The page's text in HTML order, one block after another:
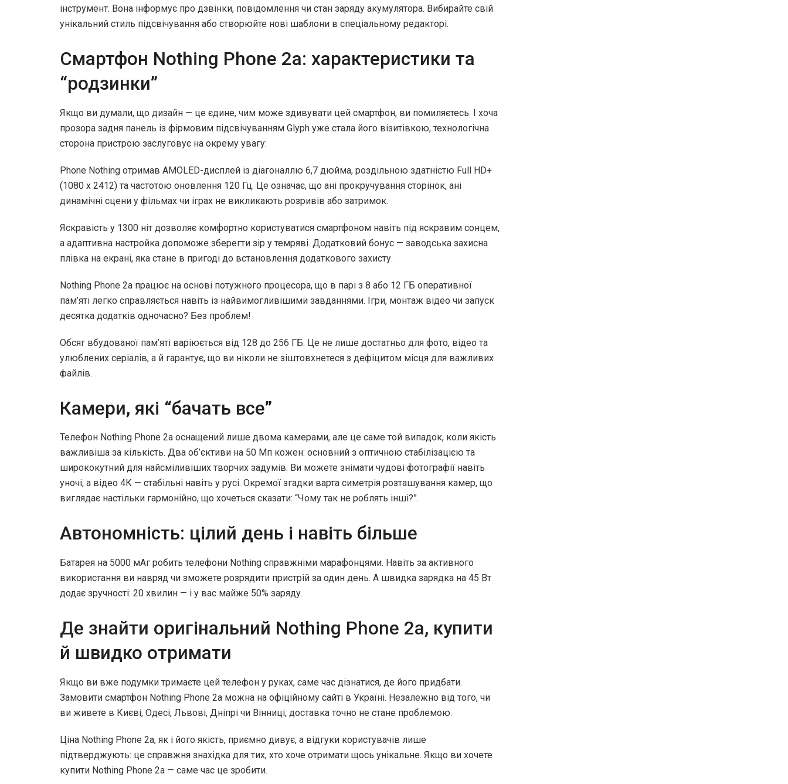
інструмент. Вона інформує про дзвінки, повідомлення чи стан заряду акумулятора. Вибирайте свій
унікальний стиль підсвічування або створюйте нові шаблони в спеціальному редакторі.
Смартфон Nothing Phone 2a: характеристики та
“родзинки”
Якщо ви думали, що дизайн — це єдине, чим може здивувати цей смартфон, ви помиляєтесь. І хоча
прозора задня панель із фірмовим підсвічуванням Glyph уже стала його візитівкою, технологічна
сторона пристрою заслуговує на окрему увагу:
Phone Nothing отримав AMOLED-дисплей із діагоналлю 6,7 дюйма, роздільною здатністю Full HD+
(1080 x 2412) та частотою оновлення 120 Гц. Це означає, що ані прокручування сторінок, ані
динамічні сцени у фільмах чи іграх не викликають розривів або затримок.
Яскравість у 1300 ніт дозволяє комфортно користуватися смартфоном навіть під яскравим сонцем,
а адаптивна настройка допоможе зберегти зір у темряві. Додатковий бонус — заводська захисна
плівка на екрані, яка стане в пригоді до встановлення додаткового захисту.
Nothing Phone 2a працює на основі потужного процесора, що в парі з 8 або 12 ГБ оперативної
пам’яті легко справляється навіть із найвимогливішими завданнями. Ігри, монтаж відео чи запуск
десятка додатків одночасно? Без проблем!
Обсяг вбудованої пам’яті варіюється від 128 до 256 ГБ. Це не лише достатньо для фото, відео та
улюблених серіалів, а й гарантує, що ви ніколи не зіштовхнетеся з дефіцитом місця для важливих
файлів.
Камери, які “бачать все”
Телефон Nothing Phone 2a оснащений лише двома камерами, але це саме той випадок, коли якість
важливіша за кількість. Два об’єктиви на 50 Мп кожен: основний з оптичною стабілізацією та
ширококутний для найсміливіших творчих задумів. Ви можете знімати чудові фотографії навіть
уночі, а відео 4К — стабільні навіть у русі. Окремої згадки варта симетрія розташування камер, що
виглядає настільки гармонійно, що хочеться сказати: “Чому так не роблять інші?”.
Автономність: цілий день і навіть більше
Батарея на 5000 мАг робить телефони Nothing справжніми марафонцями. Навіть за активного
використання ви навряд чи зможете розрядити пристрій за один день. А швидка зарядка на 45 Вт
додає зручності: 20 хвилин — і у вас майже 50% заряду.
Де знайти оригінальний Nothing Phone 2a, купити
й швидко отримати
Якщо ви вже подумки тримаєте цей телефон у руках, саме час дізнатися, де його придбати.
Замовити смартфон Nothing Phone 2a можна на офіційному сайті в Україні. Незалежно від того, чи
ви живете в Києві, Одесі, Львові, Дніпрі чи Вінниці, доставка точно не стане проблемою.
Ціна Nothing Phone 2a, як і його якість, приємно дивує, а відгуки користувачів лише
підтверджують: це справжня знахідка для тих, хто хоче отримати щось унікальне. Якщо ви хочете
купити Nothing Phone 2a — саме час це зробити.